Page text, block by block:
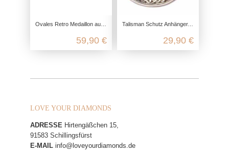
Ovales Retro Medaillon aus 925 Sterling Silber
59,90 €
Talisman Schutz Anhänger, 925 Sterling Silber, Wicca Hexen Symbol, Stern Silberanhänger, Pentagramm Kettenanhänger
29,90 €
LOVE YOUR DIAMONDS
ADRESSE Hirtengäßchen 15,
91583 Schillingsfürst
E-MAIL info@loveyourdiamonds.de